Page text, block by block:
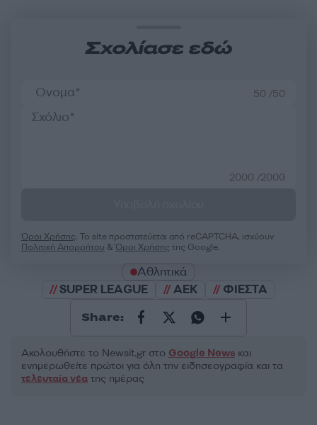
Σχολίασε εδώ
50 /50
2000 /2000
Όροι Χρήσης. Το site προστατεύεται από reCAPTCHA, ισχύουν
Πολιτική Απορρήτου &Όροι Χρήσης της Google.
Αθλητικά
SUPER LEAGUE
ΑΕΚ ΦΙΕΣΤΑ
Share:
Ακολουθήστε το Νewsit.gr στο Google News και
ενημερωθείτε πρώτοι για όλη την ειδησεογραφία και τα
τελευταία νέα της ημέρας